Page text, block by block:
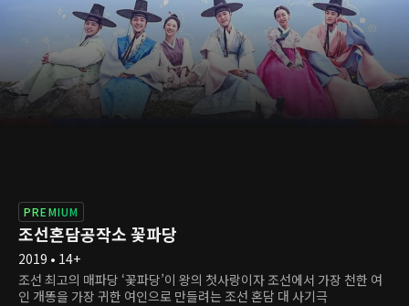
PREMIUM
조선혼담공작소 꽃파당
2019 • 14+
조선 최고의 매파당 ‘꽃파당’이 왕의 첫사랑이자 조선에서 가장 천한 여
인 개똥을 가장 귀한 여인으로 만들려는 조선 혼담 대 사기극